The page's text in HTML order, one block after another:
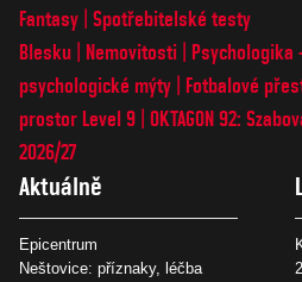
Fantasy Spotřebitelské testy
Blesku
Nemovitosti
psychologické mýty
Fotbalové
prostor Level 9 OKTAGON 92:
2026/27
Aktuálně
Epicentrum
Neštovice: příznaky, léčba